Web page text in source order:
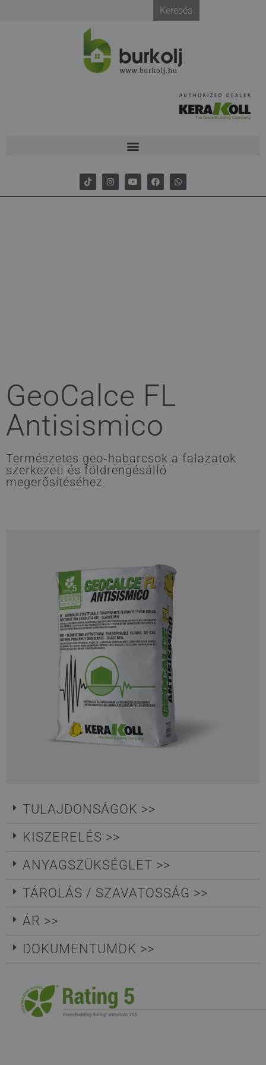
Keresés
GeoCalce FL
Antisismico
Természetes geo‑habarcsok a falazatok
szerkezeti és földrengésálló
megerősítéséhez
TULAJDONSÁGOK >>
KISZERELÉS >>
ANYAGSZÜKSÉGLET >>
TÁROLÁS / SZAVATOSSÁG >>
ÁR >>
DOKUMENTUMOK >>